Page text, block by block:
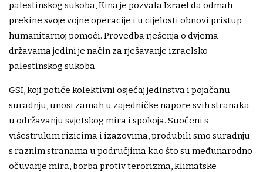
palestinskog sukoba, Kina je pozvala Izrael da odmah
prekine svoje vojne operacije i u cijelosti obnovi pristup
humanitarnoj pomoći. Provedba rješenja o dvjema
državama jedini je način za rješavanje izraelsko-
palestinskog sukoba.
GSI, koji potiče kolektivni osjećaj jedinstva i pojačanu
suradnju, unosi zamah u zajedničke napore svih stranaka
u održavanju svjetskog mira i spokoja. Suočeni s
višestrukim rizicima i izazovima, produbili smo suradnju
s raznim stranama u područjima kao što su međunarodno
očuvanje mira, borba protiv terorizma, klimatske